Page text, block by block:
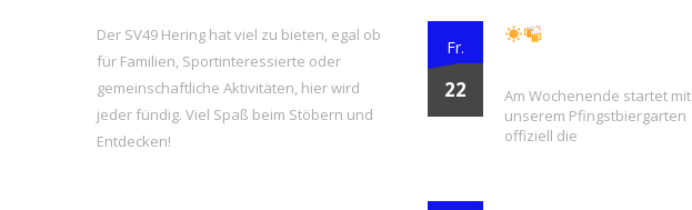
Der SV49 Hering hat viel zu bieten, egal ob
für Familien, Sportinteressierte oder
gemeinschaftliche Aktivitäten, hier wird
jeder fündig. Viel Spaß beim Stöbern und
Entdecken!
Fr.
22
Am Wochenende startet mit
unserem Pfingstbiergarten
offiziell die